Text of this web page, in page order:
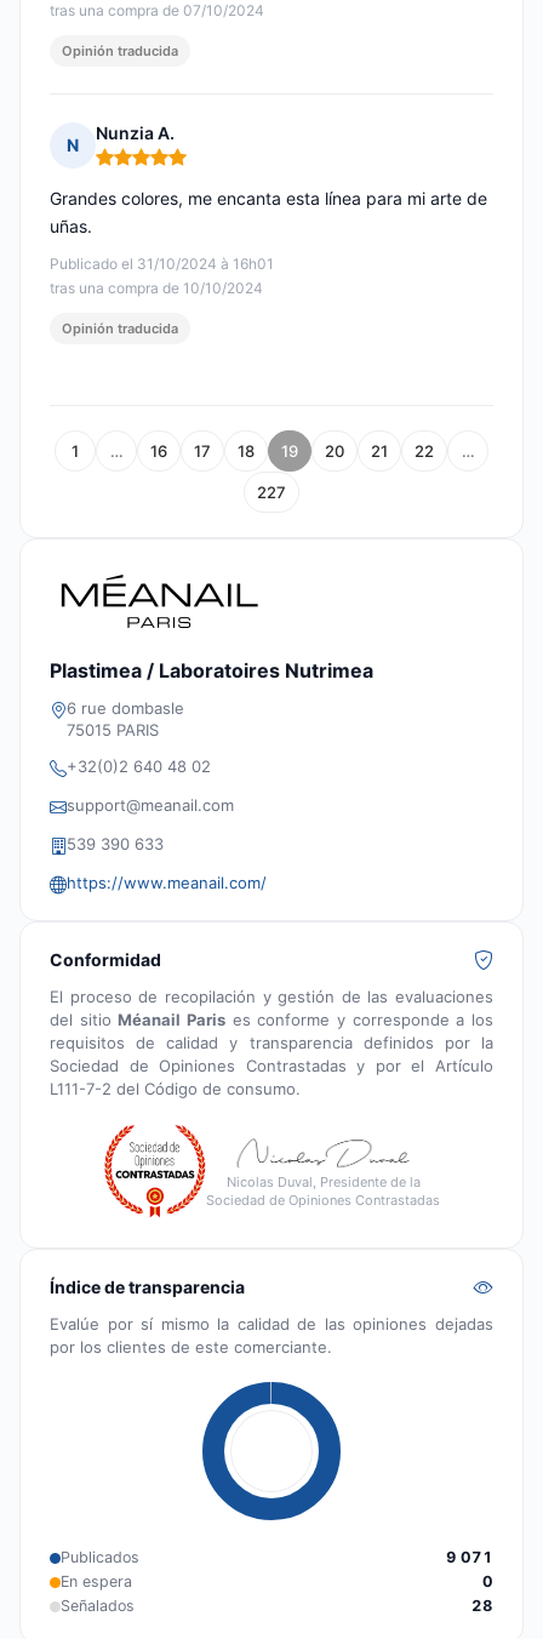
tras una compra de 07/10/2024
Opinión traducida
N
Nunzia A.
Nota: 5 de 5
Publicado el 31/10/2024 à 16h01
tras una compra de 10/10/2024
Grandes colores, me encanta esta línea para mi arte de
uñas.
Opinión traducida
1 … 16 17 18 19 20 21 22 …
227
Plastimea / Laboratoires Nutrimea
6 rue dombasle
75015 PARIS
+32(0)2 640 48 02
support@meanail.com
539 390 633
https://www.meanail.com/
Conformidad
El proceso de recopilación y gestión de las evaluaciones
del sitioMéanail Paris es conforme y corresponde a los
requisitos de calidad y transparencia definidos por la
Sociedad de Opiniones Contrastadas y por el Artículo
L111-7-2 del Código de consumo.
Nicolas Duval, Presidente de la
Sociedad de Opiniones Contrastadas
Índice de transparencia
Evalúe por sí mismo la calidad de las opiniones dejadas
por los clientes de este comerciante.
Publicados
9 071
En espera
0
Señalados
28